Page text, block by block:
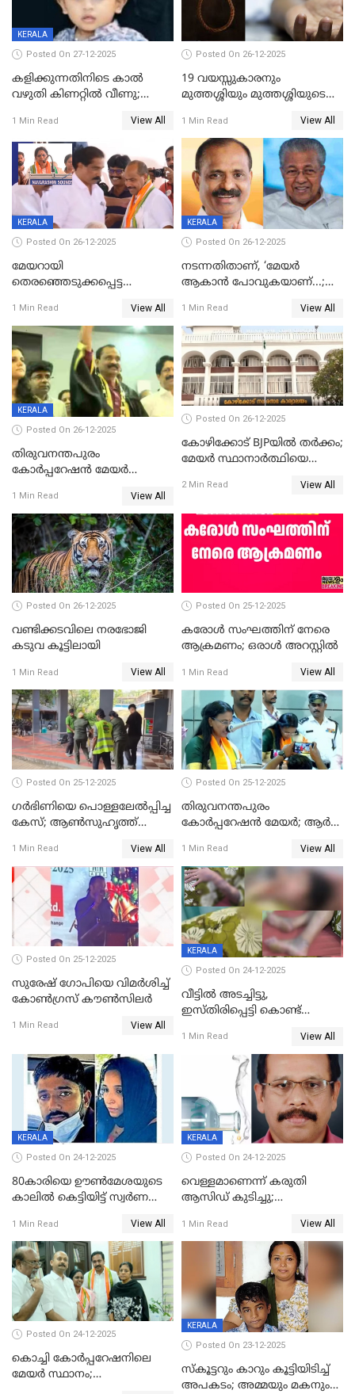
KERALA
Posted On 27-12-2025
കളിക്കുന്നതിനിടെ കാൽ
വഴുതി കിണറ്റിൽ വീണു;
ദാരുണാന്ത്യം
1 Min Read View All
Posted On 26-12-2025
19 വയസ്സുകാരനും
മുത്തശ്ശിയും മുത്തശ്ശിയുടെ
മരിച്ചനിലയിൽ
1 Min Read View All
KERALA
Posted On 26-12-2025
മേയറായി
തെരഞ്ഞെടുക്കപ്പെട്ട
ആദ്യ വോട്ട് അസാധു; കണ്ണൂർ
ഡെപ്യൂട്ടി മേയർ സ്ഥാനത്ത്
താഹിറിന് വിജയം
1 Min Read View All
KERALA
Posted On 26-12-2025
നടന്നതിതാണ്, ‘മേയർ
ആകാൻ പോവുകയാണ്...;
മുഖ്യമന്ത്രിയുടെ ഓഫീസ്
തന്നെ വിശദീകരിയ്ക്കുന്നു;
സത്യമിതാണ്
1 Min Read View All
KERALA
Posted On 26-12-2025
തിരുവനന്തപുരം
കോര്‍പ്പറേഷന്‍ മേയര്‍
ഹൈക്കോടതിയിലേക്ക്;
സത്യപ്രതിജ്ഞ ചടങ്ങില്‍
ചട്ടലംഘനമെന്ന് പാർട്ടി
1 Min Read View All
Posted On 26-12-2025
കോഴിക്കോട് BJPയിൽ തർക്കം;
മേയർ സ്ഥാനാർത്ഥിയെ
2 Min Read View All
Posted On 26-12-2025
വണ്ടിക്കടവിലെ നരഭോജി
കടുവ കൂട്ടിലായി
1 Min Read View All
Posted On 25-12-2025
കരോള്‍ സംഘത്തിന് നേരെ
ആക്രമണം; ഒരാള്‍ അറസ്റ്റില്‍
1 Min Read View All
Posted On 25-12-2025
ഗര്‍ഭിണിയെ പൊള്ളലേല്‍പ്പിച്ച
കേസ്; ആണ്‍സുഹൃത്ത്
1 Min Read View All
Posted On 25-12-2025
തിരുവനന്തപുരം
കോര്‍പ്പറേഷന്‍ മേയർ; ആര്‍
1 Min Read View All
Posted On 25-12-2025
സുരേഷ് ഗോപിയെ വിമര്‍ശിച്ച്
കോണ്‍ഗ്രസ് കൗണ്‍സിലര്‍
1 Min Read View All
KERALA
Posted On 24-12-2025
വീട്ടിൽ അടച്ചിട്ടു,
ഇസ്തിരിപ്പെട്ടി കൊണ്ട്
ഗർഭിണിയായ യുവതിക്ക് ക്രൂര
1 Min Read View All
KERALA
Posted On 24-12-2025
80കാരിയെ ഊൺമേശയുടെ
കാലിൽ കെട്ടിയിട്ട് സ്വർണവും
കൊച്ചുമകനും സുഹൃത്തും
അറസ്റ്റിൽ
1 Min Read View All
KERALA
Posted On 24-12-2025
വെള്ളമാണെന്ന് കരുതി
ആസിഡ് കുടിച്ചു;
മരിച്ചു
1 Min Read View All
Posted On 24-12-2025
കൊച്ചി കോര്‍പ്പറേഷനിലെ
മേയര്‍ സ്ഥാനം;
KERALA
Posted On 23-12-2025
സ്കൂട്ടറും കാറും കൂട്ടിയിടിച്ച്
അപകടം; അമ്മയും മകനും